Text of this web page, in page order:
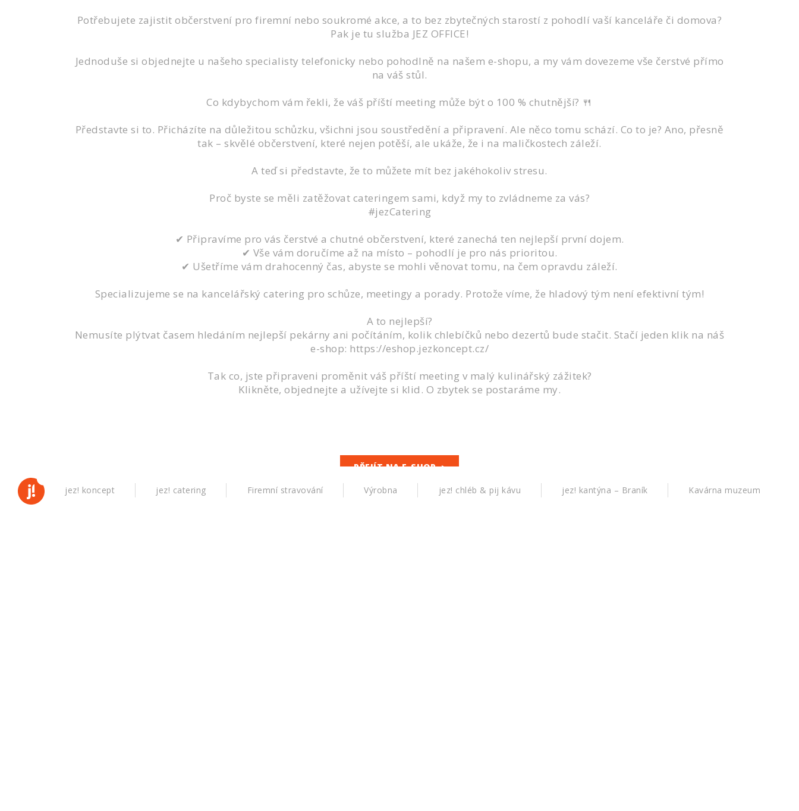
Potřebujete zajistit občerstvení pro firemní nebo soukromé akce, a to bez zbytečných starostí z pohodlí vaší kanceláře či domova?
Pak je tu služba JEZ OFFICE!
Jednoduše si objednejte u našeho specialisty telefonicky nebo pohodlně na našem e-shopu, a my vám dovezeme vše čerstvé přímo
na váš stůl.
Co kdybychom vám řekli, že váš příští meeting může být o 100 % chutnější? 🍴
Představte si to. Přicházíte na důležitou schůzku, všichni jsou soustředění a připravení. Ale něco tomu schází. Co to je? Ano, přesně
tak – skvělé občerstvení, které nejen potěší, ale ukáže, že i na maličkostech záleží.
A teď si představte, že to můžete mít bez jakéhokoliv stresu.
Proč byste se měli zatěžovat cateringem sami, když my to zvládneme za vás?
#jezCatering
✔ Připravíme pro vás čerstvé a chutné občerstvení, které zanechá ten nejlepší první dojem.
✔ Vše vám doručíme až na místo – pohodlí je pro nás prioritou.
✔ Ušetříme vám drahocenný čas, abyste se mohli věnovat tomu, na čem opravdu záleží.
Specializujeme se na kancelářský catering pro schůze, meetingy a porady. Protože víme, že hladový tým není efektivní tým!
A to nejlepší?
Nemusíte plýtvat časem hledáním nejlepší pekárny ani počítáním, kolik chlebíčků nebo dezertů bude stačit. Stačí jeden klik na náš
e-shop: https://eshop.jezkoncept.cz/
Tak co, jste připraveni proměnit váš příští meeting v malý kulinářský zážitek?
Klikněte, objednejte a užívejte si klid. O zbytek se postaráme my.
PŘEJÍT NA E-SHOP
jez! koncept jez! catering Firemní stravování Výrobna jez! chléb & pij kávu jez! kantýna – Braník Kavárna muzeum